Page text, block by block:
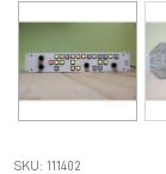
SKU: 111402